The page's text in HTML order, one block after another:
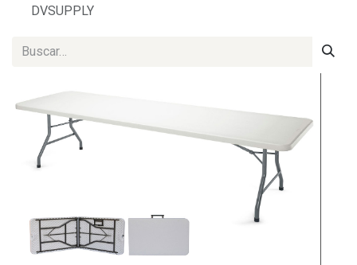
DVSUPPLY